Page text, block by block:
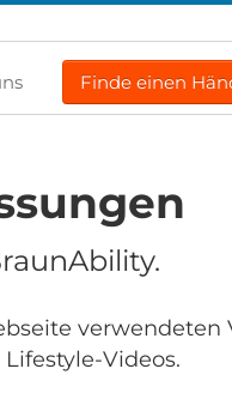
Finde einen
verwendeten
Videos.